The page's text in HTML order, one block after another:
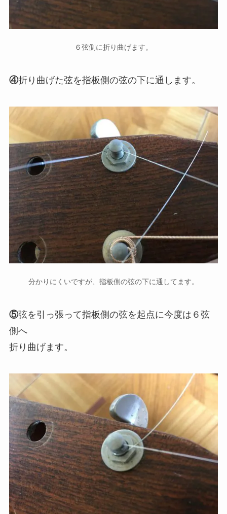
６弦側に折り曲げます。
④折り曲げた弦を指板側の弦の下に通します。
分かりにくいですが、指板側の弦の下に通してます。
⑤弦を引っ張って指板側の弦を起点に今度は６弦
側へ
折り曲げます。